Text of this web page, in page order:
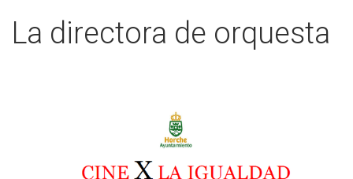
La directora de orquesta